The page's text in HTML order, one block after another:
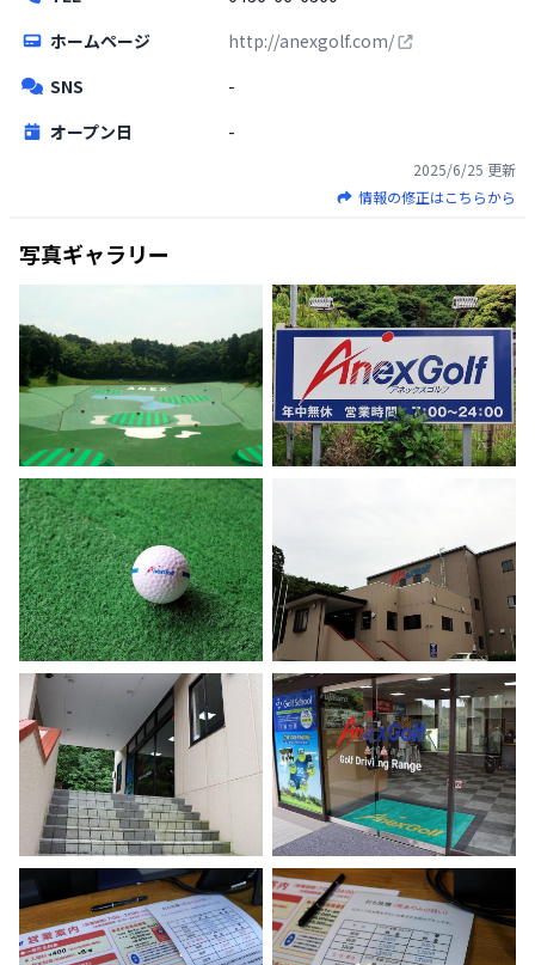
ホームページ
http://anexgolf.com/
SNS
-
オープン日
-
2025/6/25 更新
情報の修正はこちらから
写真ギャラリー